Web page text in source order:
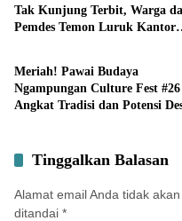
Tak Kunjung Terbit, Warga
Pemdes Temon Luruk Kantor
Potensi
Meriah! Pawai Budaya
Ngampungan Culture Fest #26
Angkat Tradisi dan Potensi
Tinggalkan Balasan
Alamat email Anda tidak akan
ditandai *